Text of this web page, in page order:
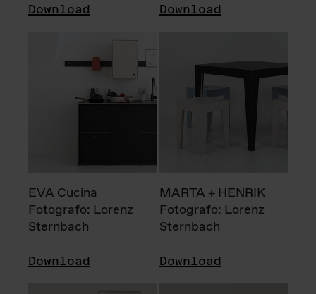
Download Download
EVA Cucina
Fotografo: Lorenz
Sternbach
Download
MARTA + HENRIK
Fotografo: Lorenz
Sternbach
Download